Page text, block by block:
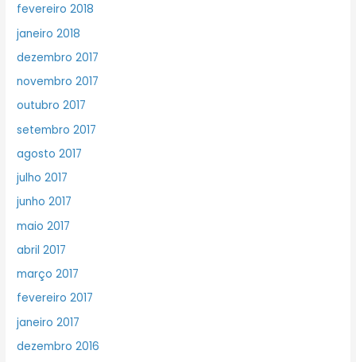
fevereiro 2018
janeiro 2018
dezembro 2017
novembro 2017
outubro 2017
setembro 2017
agosto 2017
julho 2017
junho 2017
maio 2017
abril 2017
março 2017
fevereiro 2017
janeiro 2017
dezembro 2016